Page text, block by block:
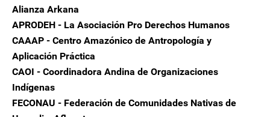
Alianza Arkana
APRODEH - La Asociación Pro Derechos Humanos
CAAAP - Centro Amazónico de Antropología y
Aplicación Práctica
CAOI - Coordinadora Andina de Organizaciones
Indígenas
FECONAU - Federación de Comunidades Nativas de